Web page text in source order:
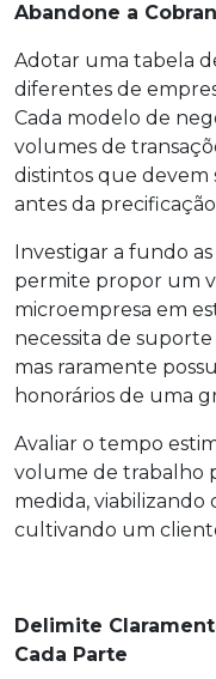
Abandone a
Adotar uma tabela
diferentes de
Cada modelo de
volumes de
distintos que devem
antes da
Investigar a fundo
permite propor um
microempresa em
necessita de
mas raramente
honorários de uma
Avaliar o tempo
volume de trabalho
medida,
cultivando um
Delimite
Cada Parte